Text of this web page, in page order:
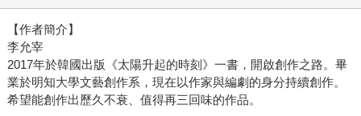
【作者簡介】
李允宰
2017年於韓國出版《太陽升起的時刻》一書，開啟創作之路。畢
業於明知大學文藝創作系，現在以作家與編劇的身分持續創作。
希望能創作出歷久不衰、值得再三回味的作品。